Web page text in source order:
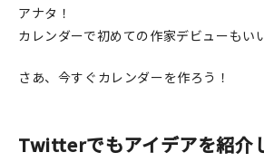
アナタ！
カレンダーで初めての作家デビューもい
さあ、今すぐカレンダーを作ろう！
Twitterでもアイデアを紹介